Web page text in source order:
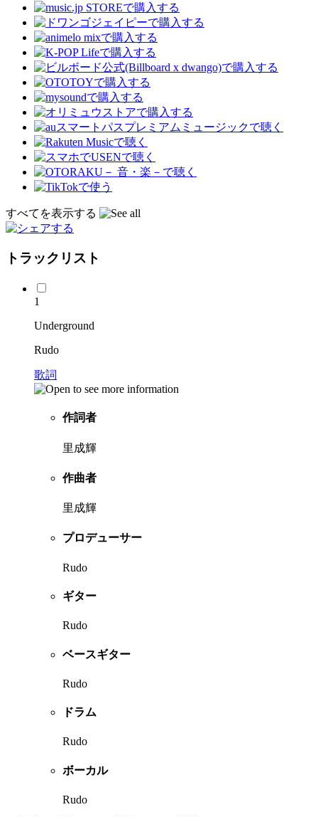
すべてを表示する
トラックリスト
1
Underground
Rudo
歌詞
作詞者
里成輝
作曲者
里成輝
プロデューサー
Rudo
ギター
Rudo
ベースギター
Rudo
ドラム
Rudo
ボーカル
Rudo